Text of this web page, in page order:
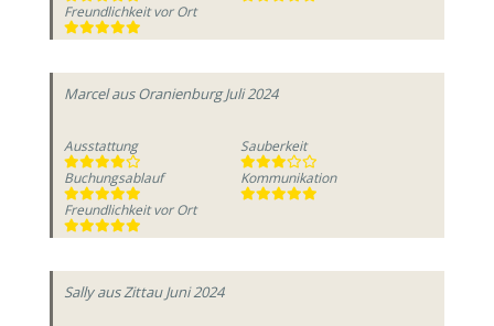
Freundlichkeit vor Ort
Marcelaus Oranienburg Juli 2024
Ausstattung
Sauberkeit
Buchungsablauf
Kommunikation
Freundlichkeit vor Ort
Sallyaus Zittau Juni 2024